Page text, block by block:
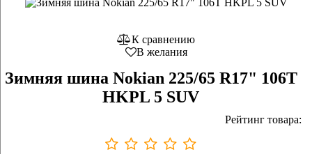
К сравнению
В желания
Зимняя шина Nokian 225/65 R17" 106T
HKPL 5 SUV
Рейтинг товара: